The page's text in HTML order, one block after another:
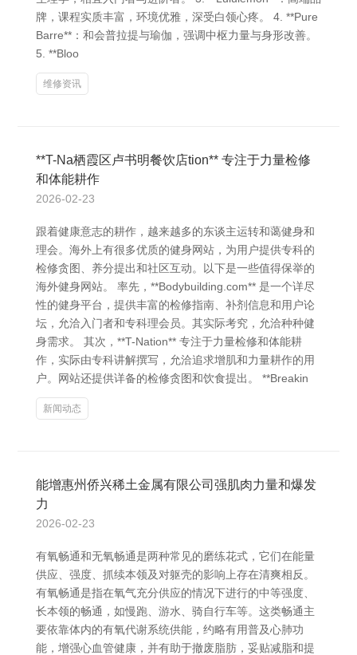
牌，课程实质丰富，环境优雅，深受白领心疼。 4. **Pure
Barre**：和会普拉提与瑜伽，强调中枢力量与身形改善。
5. **Bloo
维修资讯
**T-Na 栖霞区卢书明餐饮店tion** 专注于力量检修
和体能耕作
2026-02-23
跟着健康意志的耕作，越来越多的东谈主运转和蔼健身和
理会。海外上有很多优质的健身网站，为用户提供专科的
检修贪图、养分提出和社区互动。以下是一些值得保举的
海外健身网站。 率先，**Bodybuilding.com** 是一个详尽
性的健身平台，提供丰富的检修指南、补剂信息和用户论
坛，允洽入门者和专科理会员。其实际考究，允洽种种健
身需求。 其次，**T-Nation** 专注于力量检修和体能耕
作，实际由专科讲解撰写，允洽追求增肌和力量耕作的用
户。网站还提供详备的检修贪图和饮食提出。 **Breakin
新闻动态
能增惠州侨兴稀土金属有限公司强肌肉力量和爆发
力
2026-02-23
有氧畅通和无氧畅通是两种常见的磨练花式，它们在能量
供应、强度、抓续本领及对躯壳的影响上存在清爽相反。
有氧畅通是指在氧气充分供应的情况下进行的中等强度、
长本领的畅通，如慢跑、游水、骑自行车等。这类畅通主
要依靠体内的有氧代谢系统供能，约略有用普及心肺功
能，增强心血管健康，并有助于撤废脂肪，妥贴减脂和提